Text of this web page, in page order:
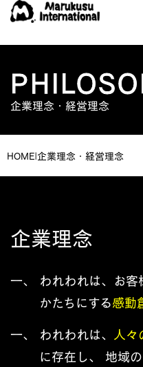
企業理念・経営理念
HOME 企業理念・経営理念
企業理念
一、
われわれは、お客
かたちにする感動
一、 われわれは、 人々
に存在し、 地域の